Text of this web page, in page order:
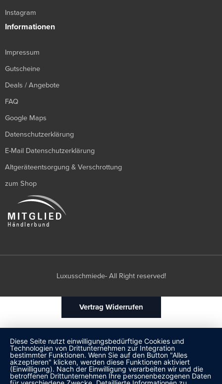
Instagram
Informationen
Impressum
Gutscheine
Deals / Angebote
FAQ
Google Maps
Datenschutzerklärung
E-Mail Datenschutzerklärung
Altgeräteentsorgung & Verschrottung
zum Shop
Luxusschmiede- All Right reserved!
Vertrag Widerrufen
Diese Seite nutzt einwilligungsbedürftige Cookies und
Technologien von Drittunternehmen zur Integration
bestimmter Funktionen. Wenn Sie auf den Button "Alles
akzeptieren" klicken, werden diese Funktionen aktiviert
(Einwilligung). Nach der Einwilligung verarbeiten wir und die
betroffenen Drittunternehmen Ihre personenbezogenen Daten